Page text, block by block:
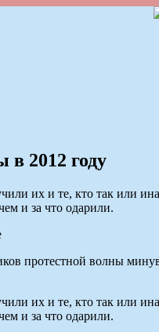
2012 году
их и те, кто так или
и за что одарили.
протестной волны
их и те, кто так или
и за что одарили.